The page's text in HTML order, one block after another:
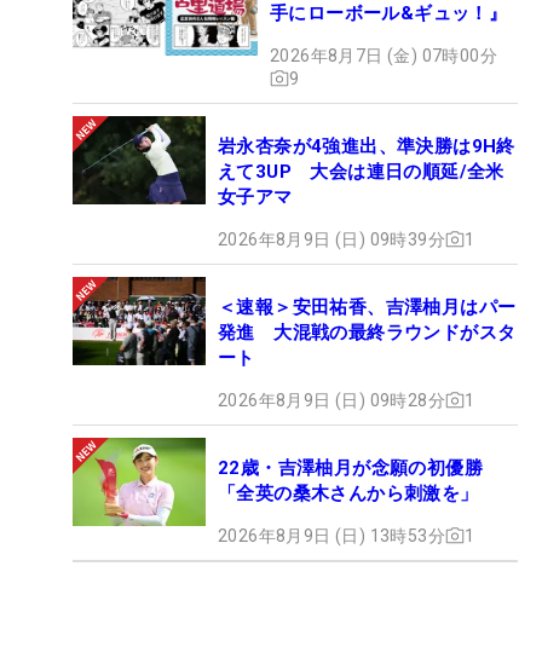
手にローボール&ギュッ！』
2026年8月7日 (金) 07時00分
9
岩永杏奈が4強進出、準決勝は9H終
えて3UP 大会は連日の順延/全米
女子アマ
2026年8月9日 (日) 09時39分 1
＜速報＞安田祐香、吉澤柚月はパー
発進 大混戦の最終ラウンドがスタ
ート
2026年8月9日 (日) 09時28分 1
22歳・吉澤柚月が念願の初優勝
「全英の桑木さんから刺激を」
2026年8月9日 (日) 13時53分 1